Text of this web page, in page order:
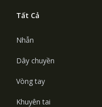
Tất Cả
Nhẫn
Dây chuyền
Vòng tay
Khuyên tai